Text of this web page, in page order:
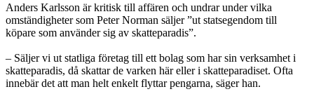
Anders Karlsson är kritisk till affären och undrar under vilka
omständigheter som Peter Norman säljer ”ut statsegendom till
köpare som använder sig av skatteparadis”.
– Säljer vi ut statliga företag till ett bolag som har sin verksamhet i
skatteparadis, då skattar de varken här eller i skatteparadiset. Ofta
innebär det att man helt enkelt flyttar pengarna, säger han.